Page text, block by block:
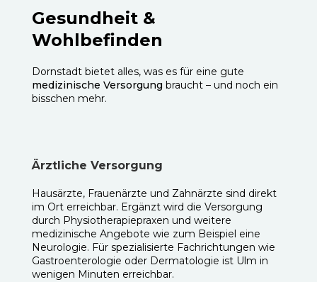
Gesundheit &
Wohlbefinden
Dornstadt bietet alles, was es für eine gute
medizinische Versorgung braucht – und noch ein
bisschen mehr.
Ärztliche Versorgung
Hausärzte, Frauenärzte und Zahnärzte sind direkt
im Ort erreichbar. Ergänzt wird die Versorgung
durch Physiotherapiepraxen und weitere
medizinische Angebote wie zum Beispiel eine
Neurologie. Für spezialisierte Fachrichtungen wie
Gastroenterologie oder Dermatologie ist Ulm in
wenigen Minuten erreichbar.